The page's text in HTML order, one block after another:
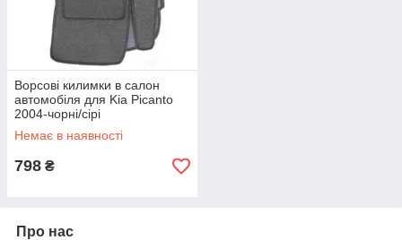
Ворсові килимки в салон
автомобіля для Kia Picanto
2004-чорні/сірі
Немає в наявності
798 ₴
Про нас